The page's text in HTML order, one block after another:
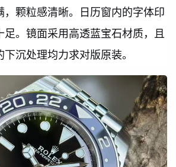
，颗粒感清晰。日历窗内的字体印
足。镜面采用高透蓝宝石材质，且
沉处理均力求对版原装。